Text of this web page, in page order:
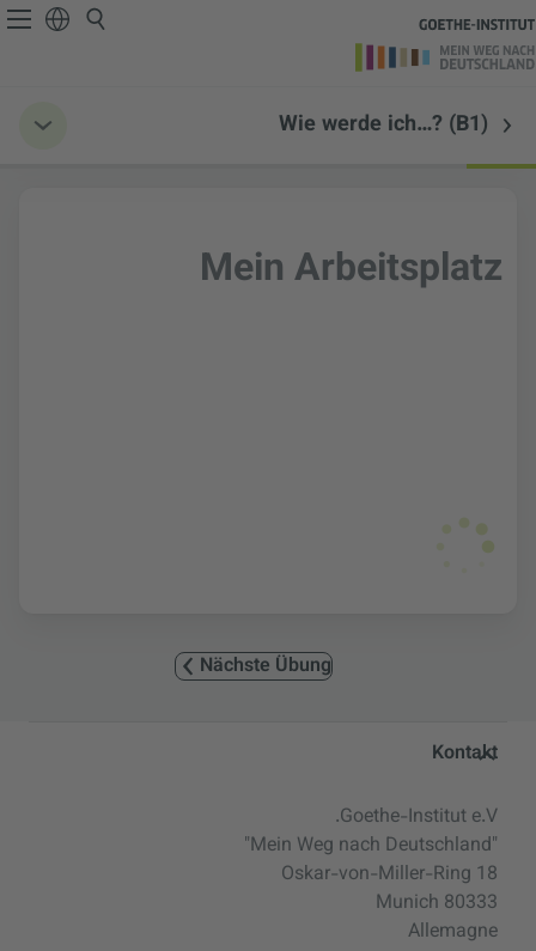
Wie werde ich…? (B1)
Mein Arbeitsplatz
Nächste Übung
Service- und Informationsbereich
Kontakt
Goethe-Institut e.V.
"Mein Weg nach Deutschland"
Oskar-von-Miller-Ring 18
80333 Munich
Allemagne